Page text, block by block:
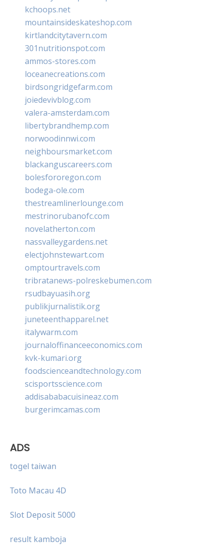
kchoops.net
mountainsideskateshop.com
kirtlandcitytavern.com
301nutritionspot.com
ammos-stores.com
loceanecreations.com
birdsongridgefarm.com
joiedevivblog.com
valera-amsterdam.com
libertybrandhemp.com
norwoodinnwi.com
neighboursmarket.com
blackanguscareers.com
bolesfororegon.com
bodega-ole.com
thestreamlinerlounge.com
mestrinorubanofc.com
novelatherton.com
nassvalleygardens.net
electjohnstewart.com
omptourtravels.com
tribratanews-polreskebumen.com
rsudbayuasih.org
publikjurnalistik.org
juneteenthapparel.net
italywarm.com
journaloffinanceeconomics.com
kvk-kumari.org
foodscienceandtechnology.com
scisportsscience.com
addisababacuisineaz.com
burgerimcamas.com
ADS
togel taiwan
Toto Macau 4D
Slot Deposit 5000
result kamboja